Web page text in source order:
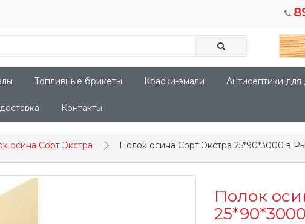
Топливные брикеты Краски-эмали Антисептики для
Контакты
осина Сорт Экстра Полок осина Сорт Экстра 25*90*3000 в
Полок